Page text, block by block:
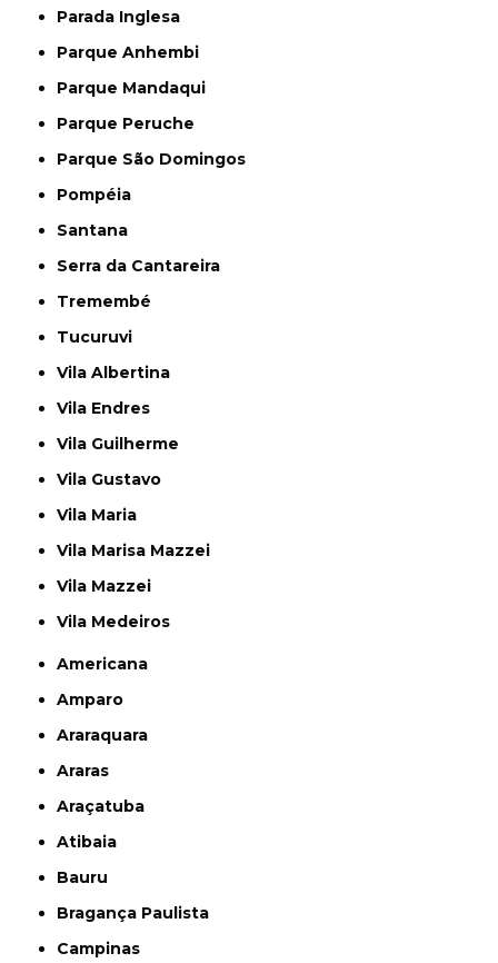
Parada Inglesa
Parque Anhembi
Parque Mandaqui
Parque Peruche
Parque São Domingos
Pompéia
Santana
Serra da Cantareira
Tremembé
Tucuruvi
Vila Albertina
Vila Endres
Vila Guilherme
Vila Gustavo
Vila Maria
Vila Marisa Mazzei
Vila Mazzei
Vila Medeiros
Americana
Amparo
Araraquara
Araras
Araçatuba
Atibaia
Bauru
Bragança Paulista
Campinas